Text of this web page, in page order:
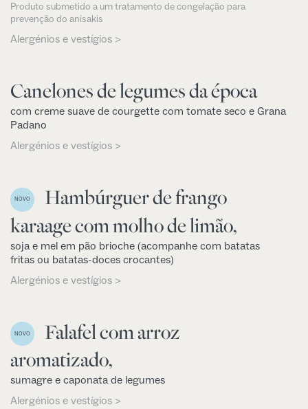
Produto submetido a um tratamento de congelação para
prevenção do anisakis
Alergénios e vestígios >
Canelones de legumes da época
com creme suave de courgette com tomate seco e Grana
Padano
Alergénios e vestígios >
NOVO
Hambúrguer de frango
karaage com molho de limão,
soja e mel em pão brioche (acompanhe com batatas
fritas ou batatas-doces crocantes)
Alergénios e vestígios >
NOVO
Falafel com arroz
aromatizado,
sumagre e caponata de legumes
Alergénios e vestígios >